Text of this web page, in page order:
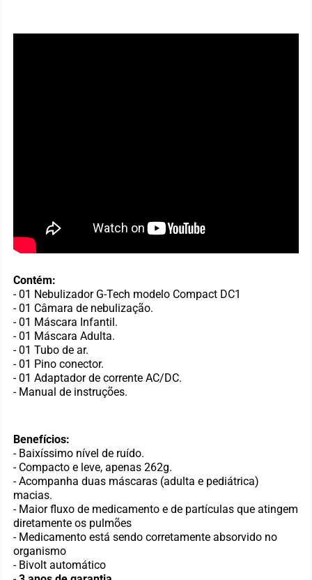
Contém:
- 01 Nebulizador G-Tech modelo Compact DC1
- 01 Câmara de nebulização.
- 01 Máscara Infantil.
- 01 Máscara Adulta.
- 01 Tubo de ar.
- 01 Pino conector.
- 01 Adaptador de corrente AC/DC.
- Manual de instruções.
Benefícios:
- Baixíssimo nível de ruído.
- Compacto e leve, apenas 262g.
- Acompanha duas máscaras (adulta e pediátrica)
macias.
- Maior fluxo de medicamento e de partículas que atingem
diretamente os pulmões
- Medicamento está sendo corretamente absorvido no
organismo
- Bivolt automático